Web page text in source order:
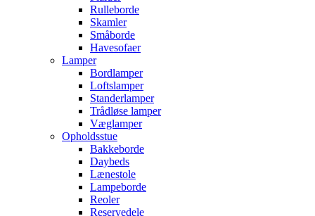
Rulleborde
Skamler
Småborde
Havesofaer
Lamper
Bordlamper
Loftslamper
Standerlamper
Trådløse lamper
Væglamper
Opholdsstue
Bakkeborde
Daybeds
Lænestole
Lampeborde
Reoler
Reservedele